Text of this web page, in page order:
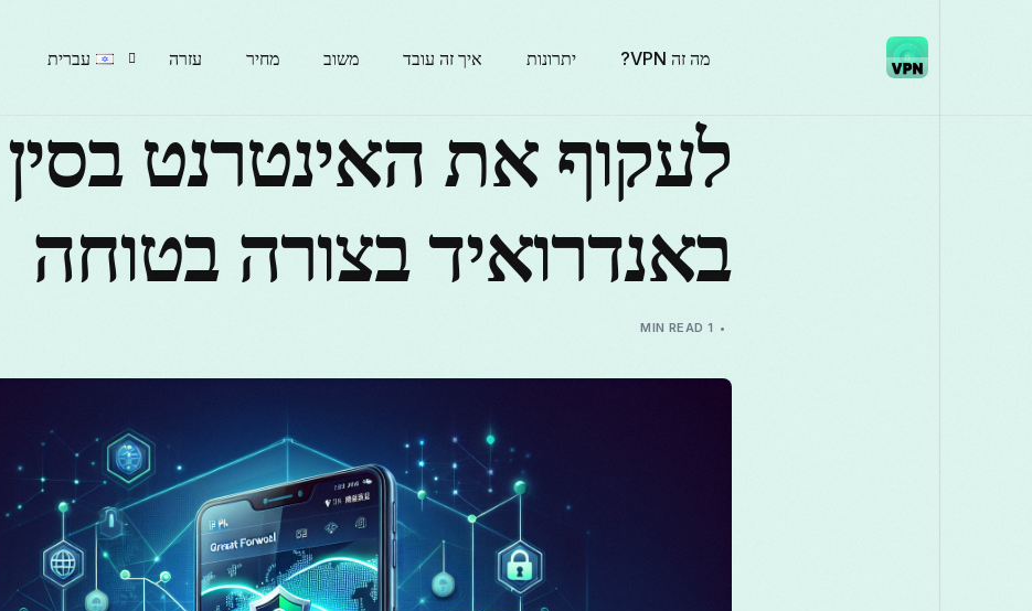
מה זה VPN? יתרונות איך זה עובד משוב מחיר עזרה עברית
Български
Македонски
Română
לעקוף את האינטרנט בסין
באנדרואיד בצורה בטוחה
1 MIN READ